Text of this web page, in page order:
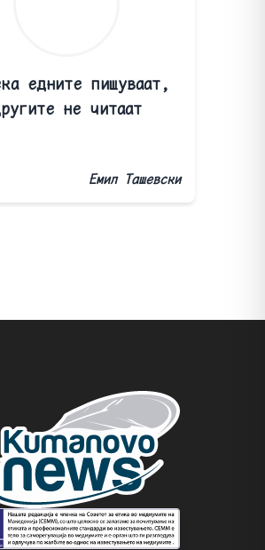
едните пишуваат,
не читаат
Емил Ташевски